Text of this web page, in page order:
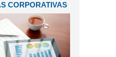
CORPORATIVAS
PACKAGE”